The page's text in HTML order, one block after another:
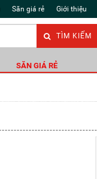
Săn giá rẻ Giới thiệu
TÌM KIẾM
SĂN GIÁ RẺ